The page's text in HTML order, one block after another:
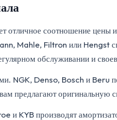
отличное соотношение
Mahle, Filtron или Hengst
обслуживании и
NGK, Denso, Bosch и Beru
предлагают оригинальную
KYB производят